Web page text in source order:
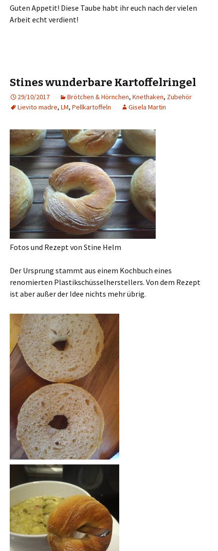
Guten Appetit! Diese Taube habt ihr euch nach der vielen
Arbeit echt verdient!
Stines wunderbare Kartoffelringel
29/10/2017 Brötchen & Hörnchen, Knethaken, Zubehör
Lievito madre, LM, Pellkartoffeln Gisela Martin
Fotos und Rezept von Stine Helm
Der Ursprung stammt aus einem Kochbuch eines
renomierten Plastikschüsselherstellers. Von dem Rezept
ist aber außer der Idee nichts mehr übrig.